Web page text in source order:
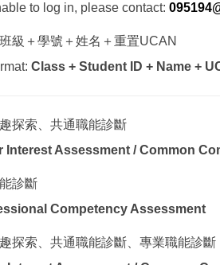
to log in, please contact:
級＋學號＋姓名＋重置UCAN
Class + Student ID + Name +
探索、共通職能診斷
Interest Assessment / Common
診斷
Competency Assessment
探索、共通職能診斷、專業職能診斷